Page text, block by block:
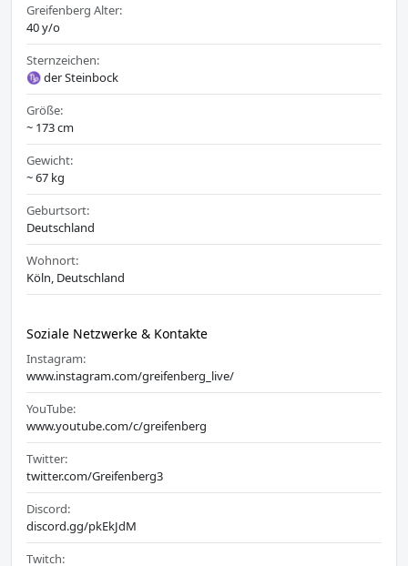
Greifenberg Alter:
40 y/o
Sternzeichen:
♑ der Steinbock
Größe:
~ 173 cm
Gewicht:
~ 67 kg
Geburtsort:
Deutschland
Wohnort:
Köln, Deutschland
Soziale Netzwerke & Kontakte
Instagram:
www.instagram.com/greifenberg_live/
YouTube:
www.youtube.com/c/greifenberg
Twitter:
twitter.com/Greifenberg3
Discord:
discord.gg/pkEkJdM
Twitch: